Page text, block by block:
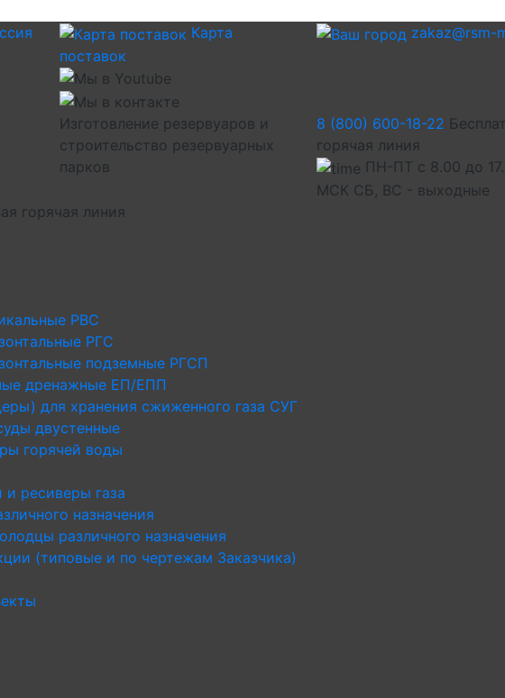
Карта
поставок
zakaz@rsm-
Изготовление резервуаров и
строительство резервуарных
парков
8 (800) 600-18-22
горячая линия
ПН-ПТ с 8.00 до
МСК СБ, ВС - выходные
горячая линия
РВС
РГС
подземные РГСП
дренажные ЕП/ЕПП
для хранения сжиженного газа СУГ
двустенные
горячей воды
и ресиверы газа
назначения
различного назначения
(типовые и по чертежам Заказчика)